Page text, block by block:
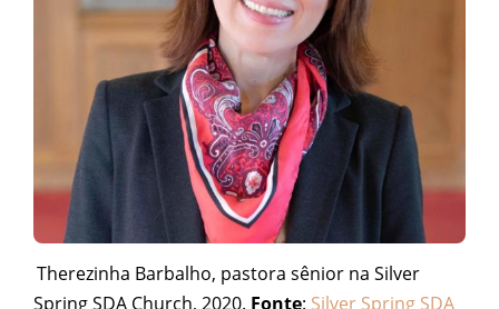
Therezinha Barbalho, pastora sênior na Silver
Spring SDA Church, 2020. Fonte: Silver Spring SDA